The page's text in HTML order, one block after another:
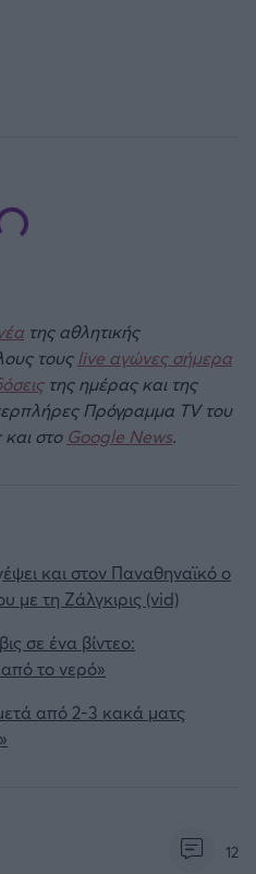
της αθλητικής
τους live αγώνες σήμερα
της ημέρας και της
Πρόγραμμα TV του
στο Google News.
και στον Παναθηναϊκό ο
με τη Ζάλγκιρις (vid)
σε ένα βίντεο:
το νερό»
από 2-3 κακά ματς
12